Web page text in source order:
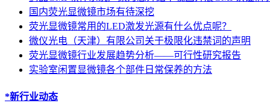
国内荧光显微镜市场有待深挖
荧光显微镜常用的LED激发光源有什么优点呢？
微仪光电（天津）有限公司关于极限化违禁词的声明
荧光显微镜行业发展趋势分析——可行性研究报告
实验室闲置显微镜各个部件日常保养的方法
*新行业动态